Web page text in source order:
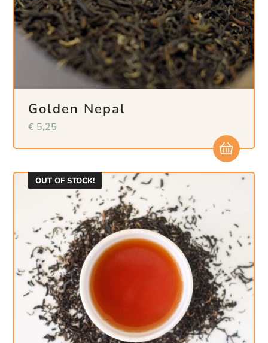
Golden Nepal
€ 5,25
OUT OF STOCK!